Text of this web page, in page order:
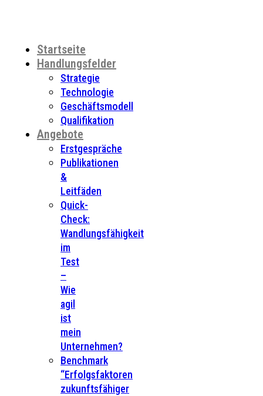
Startseite
Handlungsfelder
Strategie
Technologie
Geschäftsmodell
Qualifikation
Angebote
Erstgespräche
Publikationen
&
Leitfäden
Quick-
Check:
Wandlungsfähigkeit
im
Test
–
Wie
agil
ist
mein
Unternehmen?
Benchmark
“Erfolgsfaktoren
zukunftsfähiger